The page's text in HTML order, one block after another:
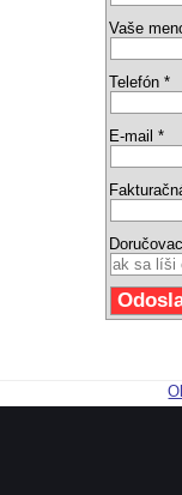
Vaše
Telefón *
E-mail *